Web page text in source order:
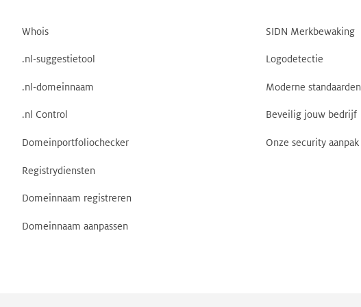
Whois
.nl-suggestietool
.nl-domeinnaam
.nl Control
Domeinportfoliochecker
Registrydiensten
Domeinnaam registreren
Domeinnaam aanpassen
SIDN Merkbewaking
Logodetectie
Moderne standaarden
Beveilig jouw bedrijf
Onze security aanpak